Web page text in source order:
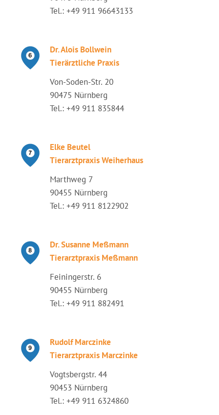
Tel.: +49 911 96643133
Dr. Alois Bollwein
Tierärztliche Praxis
Von-Soden-Str. 20
90475 Nürnberg
Tel.: +49 911 835844
Elke Beutel
Tierarztpraxis Weiherhaus
Marthweg 7
90455 Nürnberg
Tel.: +49 911 8122902
Dr. Susanne Meßmann
Tierarztpraxis Meßmann
Feiningerstr. 6
90455 Nürnberg
Tel.: +49 911 882491
Rudolf Marczinke
Tierarztpraxis Marczinke
Vogtsbergstr. 44
90453 Nürnberg
Tel.: +49 911 6324860